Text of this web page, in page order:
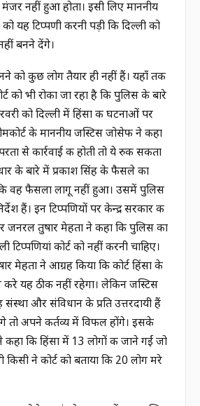
मंजर नहीं हुआ होता। इसी लिए माननीय
यह टिप्पणी करनी पड़ी कि दिल्ली को
बनने देंगे।
को कुछ लोग तैयार ही नहीं हैं। यहाँ तक
को भी रोका जा रहा है कि पुलिस के बारे
को दिल्ली में हिंसा की घटनाओं पर
के माननीय जस्टिस जोसेफ ने कहा
से कार्रवाई की होती तो ये रुक सकता
के बारे में प्रकाश सिंह के फैसले का
वह फैसला लागू नहीं हुआ। उसमें पुलिस
हैं। इन टिप्पणियों पर केन्द्र सरकार की
जनरल तुषार मेहता ने कहा कि पुलिस का
कोर्ट को नहीं करनी चाहिए।
मेहता ने आग्रह किया कि कोर्ट हिंसा के
करे यह ठीक नहीं रहेगा। लेकिन जस्टिस
और संविधान के प्रति उत्तरदायी हैं
अपने कर्तव्य में विफल होंगे। इसके
कि हिंसा में 13 लोगों की जाने गईं जो
किसी ने कोर्ट को बताया कि 20 लोग मरे